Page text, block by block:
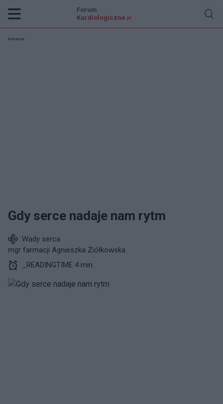
Forum
Kardiologiczne .pl
Reklama:
Gdy serce nadaje nam rytm
Wady serca
mgr farmacji Agnieszka Ziółkowska
_READINGTIME 4 min.